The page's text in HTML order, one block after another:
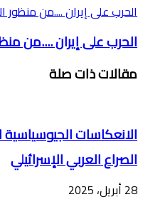
الحرب على إيران ....من منظور
الحرب على إيران ....من
مقالات ذات صلة
الانعكاسات
الصراع العربي الإسرائيلي
28 أبريل، 2025